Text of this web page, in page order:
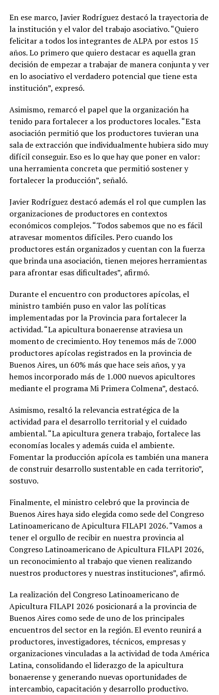
En ese marco, Javier Rodríguez destacó la trayectoria de
la institución y el valor del trabajo asociativo. “Quiero
felicitar a todos los integrantes de ALPA por estos 15
años. Lo primero que quiero destacar es aquella gran
decisión de empezar a trabajar de manera conjunta y ver
en lo asociativo el verdadero potencial que tiene esta
institución”, expresó.
Asimismo, remarcó el papel que la organización ha
tenido para fortalecer a los productores locales. “Esta
asociación permitió que los productores tuvieran una
sala de extracción que individualmente hubiera sido muy
difícil conseguir. Eso es lo que hay que poner en valor:
una herramienta concreta que permitió sostener y
fortalecer la producción”, señaló.
Javier Rodríguez destacó además el rol que cumplen las
organizaciones de productores en contextos
económicos complejos. “Todos sabemos que no es fácil
atravesar momentos difíciles. Pero cuando los
productores están organizados y cuentan con la fuerza
que brinda una asociación, tienen mejores herramientas
para afrontar esas dificultades”, afirmó.
Durante el encuentro con productores apícolas, el
ministro también puso en valor las políticas
implementadas por la Provincia para fortalecer la
actividad. “La apicultura bonaerense atraviesa un
momento de crecimiento. Hoy tenemos más de 7.000
productores apícolas registrados en la provincia de
Buenos Aires, un 60% más que hace seis años, y ya
hemos incorporado más de 1.000 nuevos apicultores
mediante el programa Mi Primera Colmena”, destacó.
Asimismo, resaltó la relevancia estratégica de la
actividad para el desarrollo territorial y el cuidado
ambiental. “La apicultura genera trabajo, fortalece las
economías locales y además cuida el ambiente.
Fomentar la producción apícola es también una manera
de construir desarrollo sustentable en cada territorio”,
sostuvo.
Finalmente, el ministro celebró que la provincia de
Buenos Aires haya sido elegida como sede del Congreso
Latinoamericano de Apicultura FILAPI 2026. “Vamos a
tener el orgullo de recibir en nuestra provincia al
Congreso Latinoamericano de Apicultura FILAPI 2026,
un reconocimiento al trabajo que vienen realizando
nuestros productores y nuestras instituciones”, afirmó.
La realización del Congreso Latinoamericano de
Apicultura FILAPI 2026 posicionará a la provincia de
Buenos Aires como sede de uno de los principales
encuentros del sector en la región. El evento reunirá a
productores, investigadores, técnicos, empresas y
organizaciones vinculadas a la actividad de toda América
Latina, consolidando el liderazgo de la apicultura
bonaerense y generando nuevas oportunidades de
intercambio, capacitación y desarrollo productivo.